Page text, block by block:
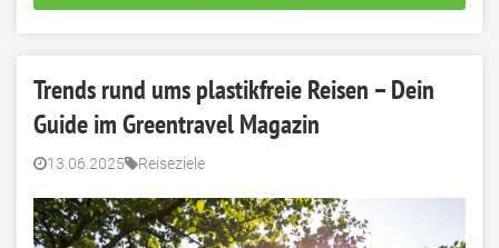
Trends rund ums plastikfreie Reisen – Dein
Guide im Greentravel Magazin
13.06.2025 Reiseziele